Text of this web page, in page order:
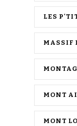
LES
MASSIF
MONT
MONT